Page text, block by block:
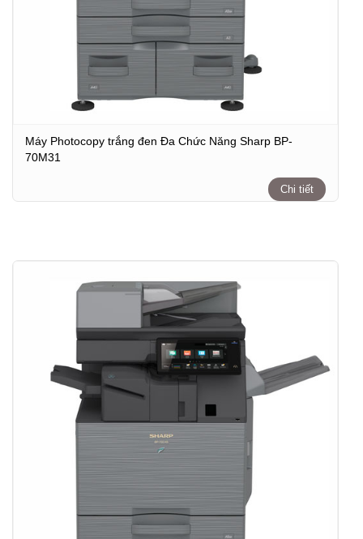
Máy Photocopy trắng đen Đa Chức Năng Sharp BP-
70M31
Chi tiết